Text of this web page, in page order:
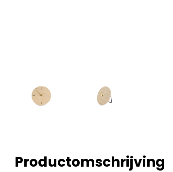
Productomschrijving